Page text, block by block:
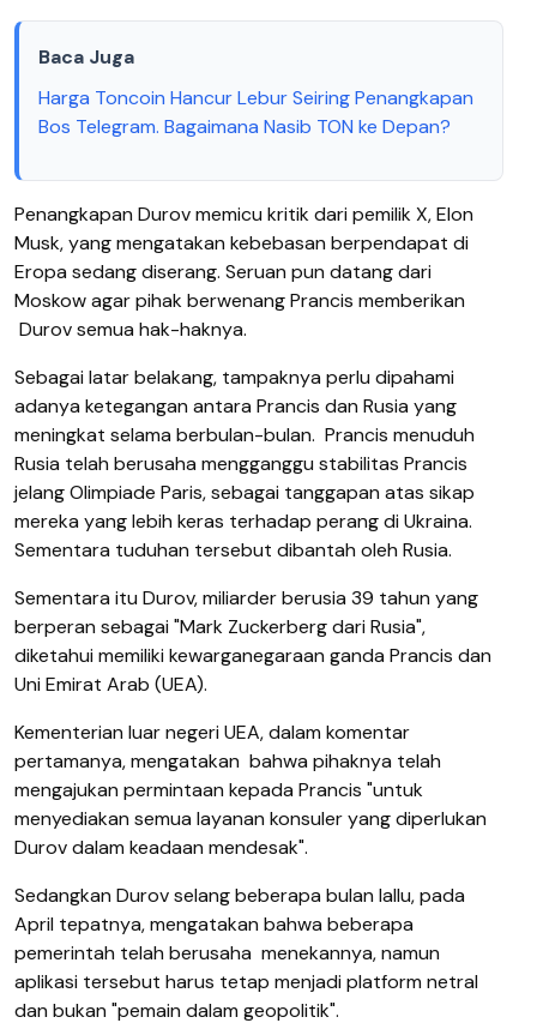
Baca Juga
Harga Toncoin Hancur Lebur Seiring Penangkapan
Bos Telegram. Bagaimana Nasib TON ke Depan?
Penangkapan Durov memicu kritik dari pemilik X, Elon
Musk, yang mengatakan kebebasan berpendapat di
Eropa sedang diserang. Seruan pun datangdari
Moskow agar pihak berwenang Prancis memberikan
Durov semua hak-haknya.
Sebagai latar belakang, tampaknya perlu dipahami
adanya ketegangan antara Prancis dan Rusia yang
meningkat selama berbulan-bulan. Prancis menuduh
Rusia telah berusaha mengganggu stabilitas Prancis
jelang Olimpiade Paris, sebagai tanggapan atas sikap
mereka yang lebih keras terhadap perang di Ukraina.
Sementara tuduhan tersebut dibantah oleh Rusia.
Sementara itu Durov, miliarder berusia 39 tahun yang
berperan sebagai "Mark Zuckerberg dari Rusia",
diketahui memiliki kewarganegaraan ganda Prancis dan
Uni Emirat Arab (UEA).
Kementerian luar negeri UEA, dalam komentar
pertamanya, mengatakan bahwa pihaknya telah
mengajukan permintaan kepada Prancis "untuk
menyediakan semua layanan konsuler yang diperlukan
Durov dalam keadaan mendesak".
Sedangkan Durov selang beberapa bulan lallu, pada
April tepatnya, mengatakan bahwa beberapa
pemerintah telah berusaha menekannya, namun
aplikasi tersebut harus tetap menjadi platform netral
dan bukan "pemain dalam geopolitik".